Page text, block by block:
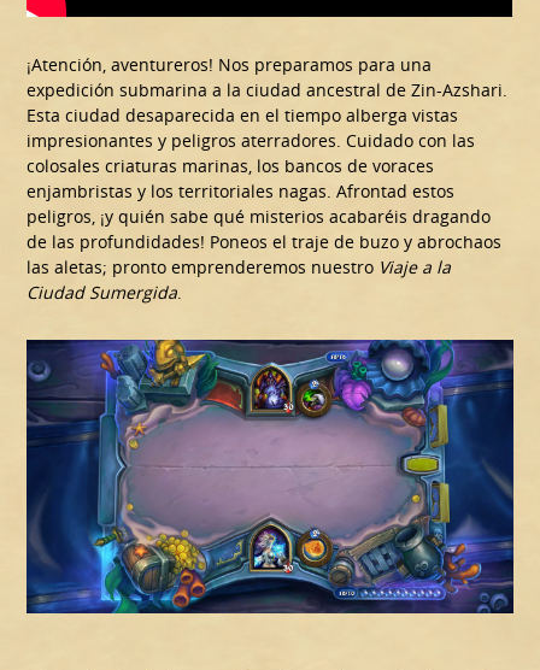
¡Atención, aventureros! Nos preparamos para una
expedición submarina a la ciudad ancestral de Zin-Azshari.
Esta ciudad desaparecida en el tiempo alberga vistas
impresionantes y peligros aterradores. Cuidado con las
colosales criaturas marinas, los bancos de voraces
enjambristas y los territoriales nagas. Afrontad estos
peligros, ¡y quién sabe qué misterios acabaréis dragando
de las profundidades! Poneos el traje de buzo y abrochaos
las aletas; pronto emprenderemos nuestro Viaje a la
Ciudad Sumergida.